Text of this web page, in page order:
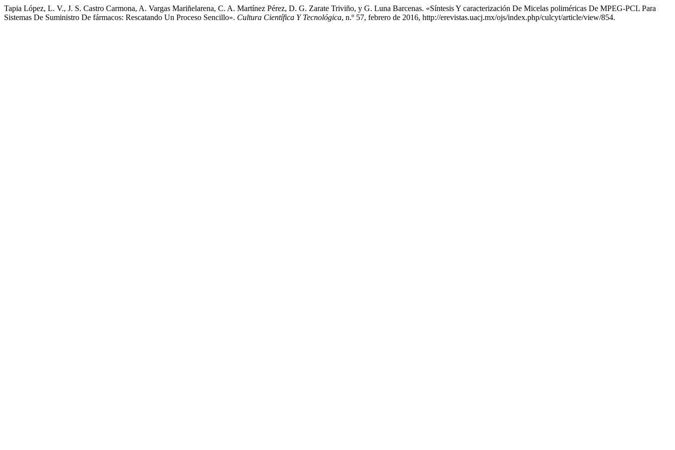
Tapia López, L. V., J. S. Castro Carmona, A. Vargas Mariñelarena, C. A. Martínez Pérez, D. G. Zarate Triviño, y G. Luna Barcenas. «Síntesis Y caracterización De Micelas poliméricas De MPEG-PCL Para
Sistemas De Suministro De fármacos: Rescatando Un Proceso Sencillo». Cultura Científica Y Tecnológica, n.º 57, febrero de 2016, http://erevistas.uacj.mx/ojs/index.php/culcyt/article/view/854.